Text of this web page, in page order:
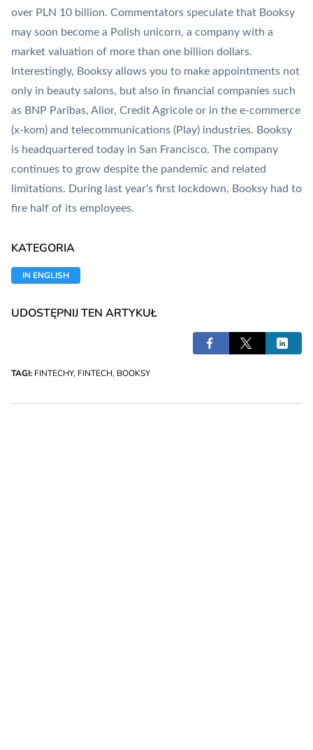
over PLN 10 billion. Commentators speculate that Booksy
may soon become a Polish unicorn, a company with a
market valuation of more than one billion dollars.
Interestingly, Booksy allows you to make appointments not
only in beauty salons, but also in financial companies such
as BNP Paribas, Alior, Credit Agricole or in the e-commerce
(x-kom) and telecommunications (Play) industries. Booksy
is headquartered today in San Francisco. The company
continues to grow despite the pandemic and related
limitations. During last year's first lockdown, Booksy had to
fire half of its employees.
KATEGORIA
IN ENGLISH
UDOSTĘPNIJ TEN ARTYKUŁ
TAGI: FINTECHY, FINTECH, BOOKSY